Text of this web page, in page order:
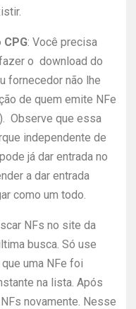
CPG: Você precisa
o download do
fornecedor não lhe
de quem emite NFe
Observe que essa
independente de
já dar entrada no
a dar entrada
como um todo.
NFs no site da
busca. Só use
uma NFe foi
na lista. Após
novamente. Nesse